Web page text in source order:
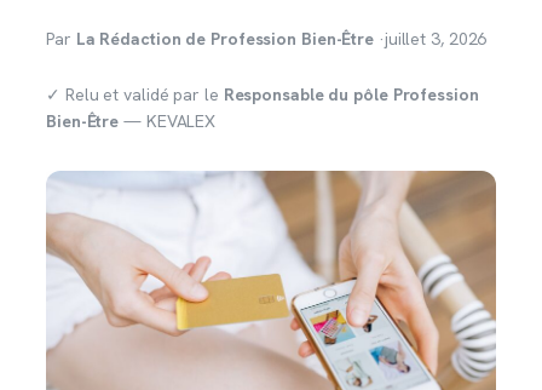
Par La Rédaction de Profession Bien-Être ·juillet 3, 2026
✓ Relu et validé par le Responsable du pôle Profession
Bien-Être — KEVALEX